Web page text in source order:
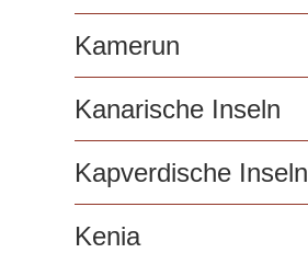
Kamerun
Kanarische Inseln
Kapverdische Inseln
Kenia